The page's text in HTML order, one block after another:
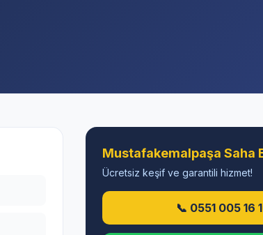
Mustafakemalpaşa Saha
Ücretsiz keşif ve garantili hizmet!
📞 0551 005 16